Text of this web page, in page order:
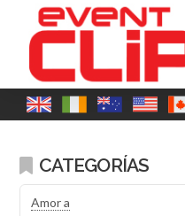
CATEGORÍAS
Amor a